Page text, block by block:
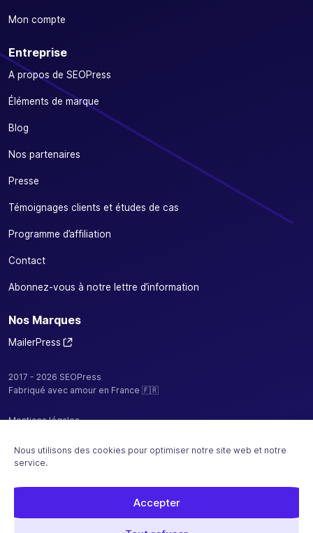
Nous utilisons des cookies pour optimiser notre site web et notre
service.
Accepter
Mon compte
Entreprise
A propos de SEOPress
Éléments de marque
Blog
Nos partenaires
Presse
Témoignages clients et études de cas
Programme d’affiliation
Contact
Abonnez-vous à notre lettre d’information
Nos Marques
MailerPress
2017 - 2026 SEOPress
Fabriqué avec amour en France 🇫🇷
Mentions légales
Politique de confidentialité / cookies
CGV